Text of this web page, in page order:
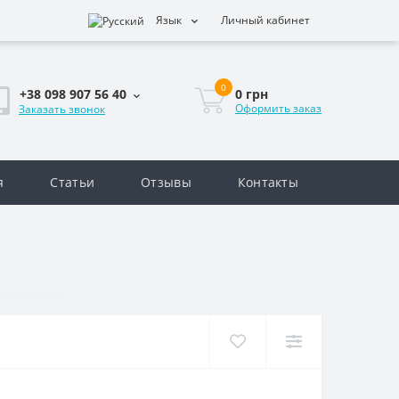
Язык Личный кабинет
+38 098 907 56 40
Заказать звонок
0 0 грн
Оформить заказ
Статьи Отзывы Контакты